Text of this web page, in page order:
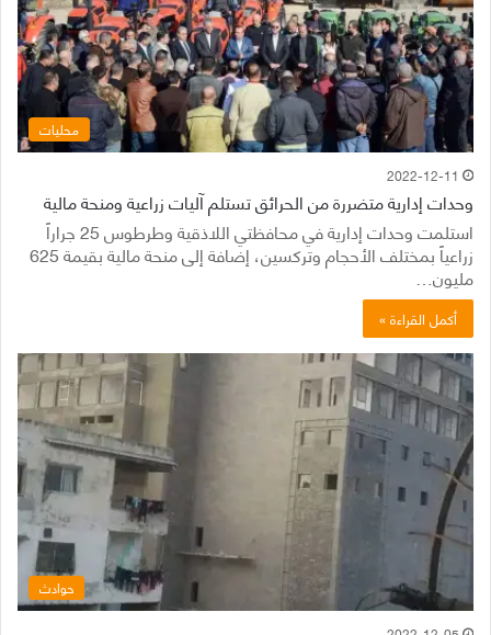
محليات
2022-12-11
وحدات إدارية متضررة من الحرائق تستلم آليات زراعية ومنحة مالية
استلمت وحدات إدارية في محافظتي اللاذقية وطرطوس 25 جراراً
زراعياً بمختلف الأحجام وتركسين، إضافة إلى منحة مالية بقيمة 625
مليون…
أكمل القراءة »
حوادث